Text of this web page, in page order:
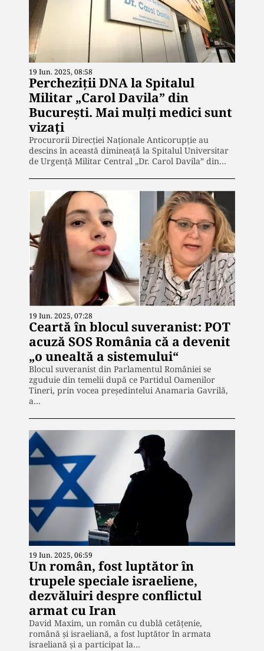
19 Iun. 2025, 08:58
Percheziții DNA la Spitalul
Militar „Carol Davila” din
București. Mai mulţi medici sunt
vizaţi
Procurorii Direcției Naționale Anticorupție au
descins în această dimineață la Spitalul Universitar
de Urgență Militar Central „Dr. Carol Davila” din…
19 Iun. 2025, 07:28
Ceartă în blocul suveranist: POT
acuză SOS România că a devenit
„o unealtă a sistemului“
Blocul suveranist din Parlamentul României se
zguduie din temelii după ce Partidul Oamenilor
Tineri, prin vocea preşedintelui Anamaria Gavrilă,
a…
19 Iun. 2025, 06:59
Un român, fost luptător în
trupele speciale israeliene,
dezvăluiri despre conflictul
armat cu Iran
David Maxim, un român cu dublă cetățenie,
română și israeliană, a fost luptător în armata
israeliană și a participat la…